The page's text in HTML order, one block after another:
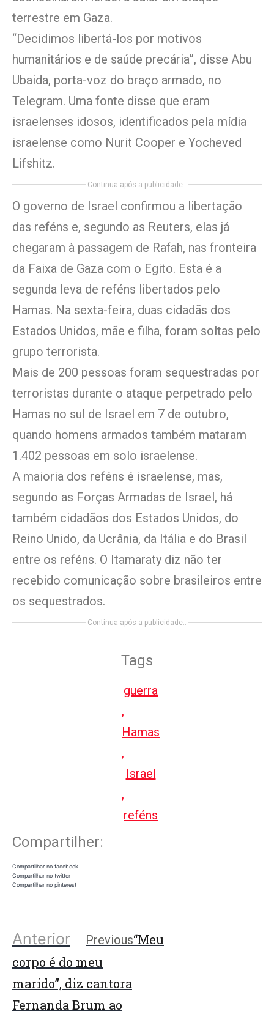
terrestre em Gaza.
“Decidimos libertá-los por motivos
humanitários e de saúde precária”, disse Abu
Ubaida, porta-voz do braço armado, no
Telegram. Uma fonte disse que eram
israelenses idosos, identificados pela mídia
israelense como Nurit Cooper e Yocheved
Lifshitz.
Continua após a publicidade..
O governo de Israel confirmou a libertação
das reféns e, segundo as Reuters, elas já
chegaram à passagem de Rafah, nas fronteira
da Faixa de Gaza com o Egito. Esta é a
segunda leva de reféns libertados pelo
Hamas. Na sexta-feira, duas cidadãs dos
Estados Unidos, mãe e filha, foram soltas pelo
grupo terrorista.
Mais de 200 pessoas foram sequestradas por
terroristas durante o ataque perpetrado pelo
Hamas no sul de Israel em 7 de outubro,
quando homens armados também mataram
1.402 pessoas em solo israelense.
A maioria dos reféns é israelense, mas,
segundo as Forças Armadas de Israel, há
também cidadãos dos Estados Unidos, do
Reino Unido, da Ucrânia, da Itália e do Brasil
entre os reféns. O Itamaraty diz não ter
recebido comunicação sobre brasileiros entre
os sequestrados.
Continua após a publicidade..
Tags
guerra
,
Hamas
,
Israel
,
reféns
Compartilher:
Compartilhar no facebook
Compartilhar no twitter
Compartilhar no pinterest
Anterior Previous“Meu
corpo é do meu
marido”, diz cantora
Fernanda Brum ao